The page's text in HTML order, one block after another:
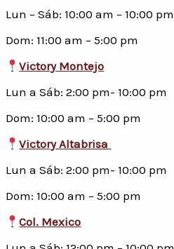
Lun – Sáb: 10:00 am – 10:00 pm
Dom: 11:00 am – 5:00 pm
Victory Montejo
Lun a Sáb: 2:00 pm- 10:00 pm
Dom: 10:00 am – 5:00 pm
Victory Altabrisa
Lun a Sáb: 2:00 pm- 10:00 pm
Dom: 10:00 am – 5:00 pm
Col. Mexico